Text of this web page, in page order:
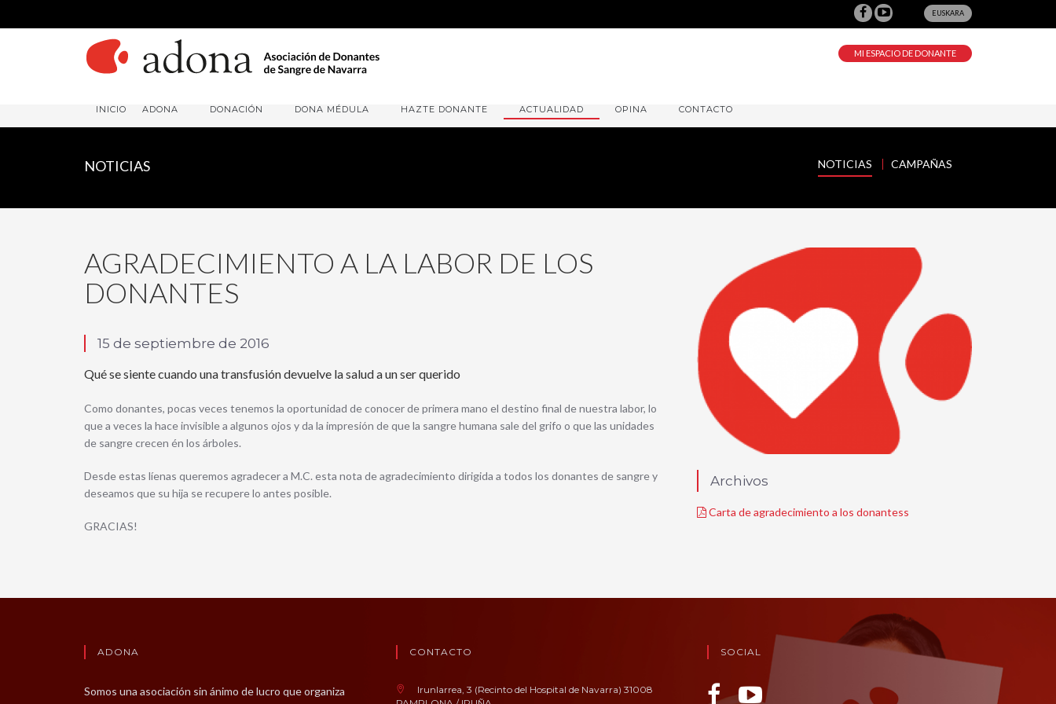
EUSKARA
MI ESPACIO DE DONANTE
INICIO ADONA DONACIÓN DONA MÉDULA HAZTE DONANTE ACTUALIDAD OPINA CONTACTO
NOTICIAS NOTICIAS CAMPAÑAS
Archivos
Carta de agradecimiento a los donantess
AGRADECIMIENTO A LA LABOR DE LOS
DONANTES
15 de septiembre de 2016
Qué se siente cuando una transfusión devuelve la salud a un ser querido
Como donantes, pocas veces tenemos la oportunidad de conocer de primera mano el destino final de nuestra labor, lo
que a veces la hace invisible a algunos ojos y da la impresión de que la sangre humana sale del grifo o que las unidades
de sangre crecen én los árboles.
Desde estas líenas queremos agradecer a M.C. esta nota de agradecimiento dirigida a todos los donantes de sangre y
deseamos que su hija se recupere lo antes posible.
GRACIAS!
ADONA
Somos una asociación sin ánimo de lucro que organiza
CONTACTO
Irunlarrea, 3 (Recinto del Hospital de Navarra) 31008
SOCIAL